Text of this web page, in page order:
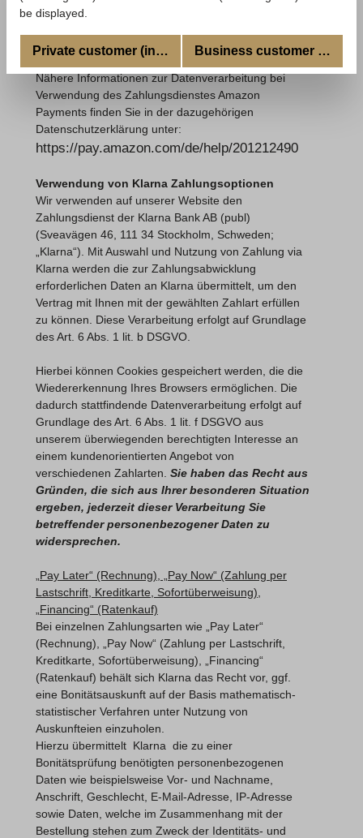
Daten an Amazon Payments übermittelt, um den
zu können. Diese Verarbeitung erfolgt auf Grundlage
des Art. 6 Abs. 1 lit. b DSGVO.
Nähere Informationen zur Datenverarbeitung bei
Verwendung des Zahlungsdienstes Amazon
Payments finden Sie in der dazugehörigen
Datenschutzerklärung unter:
https://pay.amazon.com/de/help/201212490
Verwendung von Klarna Zahlungsoptionen
Wir verwenden auf unserer Website den
Zahlungsdienst der Klarna Bank AB (publ)
(Sveavägen 46, 111 34 Stockholm, Schweden;
„Klarna“). Mit Auswahl und Nutzung von Zahlung via
Klarna werden die zur Zahlungsabwicklung
erforderlichen Daten an Klarna übermittelt, um den
Vertrag mit Ihnen mit der gewählten Zahlart erfüllen
zu können. Diese Verarbeitung erfolgt auf Grundlage
des Art. 6 Abs. 1 lit. b DSGVO.
Hierbei können Cookies gespeichert werden, die die
Wiedererkennung Ihres Browsers ermöglichen. Die
dadurch stattfindende Datenverarbeitung erfolgt auf
Grundlage des Art. 6 Abs. 1 lit. f DSGVO aus
unserem überwiegenden berechtigten Interesse an
einem kundenorientierten Angebot von
verschiedenen Zahlarten. Sie haben das Recht aus
Gründen, die sich aus Ihrer besonderen Situation
ergeben, jederzeit dieser Verarbeitung Sie
betreffender personenbezogener Daten zu
widersprechen.
„Pay Later“ (Rechnung), „Pay Now“ (Zahlung per
Lastschrift, Kreditkarte, Sofortüberweisung),
„Financing“ (Ratenkauf)
Bei einzelnen Zahlungsarten wie
Pay Later“
(Rechnung), „Pay Now“ (Zahlung per Lastschrift,
Kreditkarte, Sofortüberweisung), „Financing“
(Ratenkauf) behält sich Klarna das Recht vor, ggf.
eine Bonitätsauskunft auf der Basis mathematisch-
statistischer Verfahren unter Nutzung von
Auskunfteien einzuholen.
Hierzu übermittelt Klarna die zu einer
Bonitätsprüfung benötigten personenbezogenen
Daten wie beispielsweise Vor- und Nachname,
Anschrift, Geschlecht, E-Mail-Adresse, IP-Adresse
sowie Daten, welche im Zusammenhang mit der
Bestellung stehen zum Zweck der Identitäts- und
be displayed.
Private customer (incl. VAT)Business customer (excl.